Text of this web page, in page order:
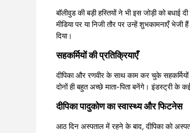
बॉलीवुड की बड़ी हस्तियों ने भी इस जोड़ी को
मीडिया पर या निजी तौर पर उन्हें शुभकामनाएँ
दिया।
सहकर्मियों की प्रतिक्रियाएँ
दीपिका और रणवीर के साथ काम कर चुके
दोनों ही बहुत अच्छे माता-पिता बनेंगे। इंडस्ट्री के
दीपिका पादुकोण का स्वास्थ्य और फिटनेस
आठ दिन अस्पताल में रहने के बाद, दीपिका को